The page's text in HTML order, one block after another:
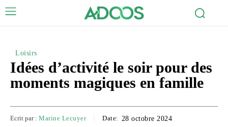
Loisirs
Idées d’activité le soir pour des
moments magiques en famille
Ecrit par : Marine Lecuyer Date: 28 octobre 2024